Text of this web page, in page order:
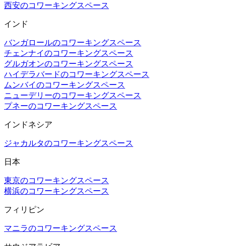
西安のコワーキングスペース
インド
バンガロールのコワーキングスペース
チェンナイのコワーキングスペース
グルガオンのコワーキングスペース
ハイデラバードのコワーキングスペース
ムンバイのコワーキングスペース
ニューデリーのコワーキングスペース
プネーのコワーキングスペース
インドネシア
ジャカルタのコワーキングスペース
日本
東京のコワーキングスペース
横浜のコワーキングスペース
フィリピン
マニラのコワーキングスペース